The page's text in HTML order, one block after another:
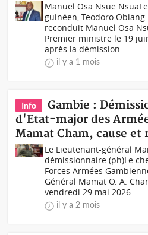
Manuel Osa Nsue
guinéen, Teodoro
reconduit Manuel Osa
Premier ministre le 19
après la démission...
il y a 1 mois
Info
Gambie :
d'Etat-major des
Mamat Cham, cause
Le Lieutenant-général
démissionnaire (ph)Le
Forces Armées
Général Mamat O. A.
vendredi 29 mai 2026...
il y a 2 mois